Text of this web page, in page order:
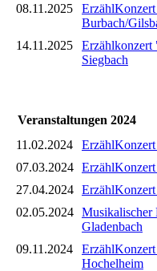
08.11.2025
Burbach/
14.11.2025
Siegbach
Veranstaltungen 2024
11.02.2024
07.03.2024
27.04.2024
02.05.2024 Musikalischer
Gladenbach
09.11.2024
Hochelheim